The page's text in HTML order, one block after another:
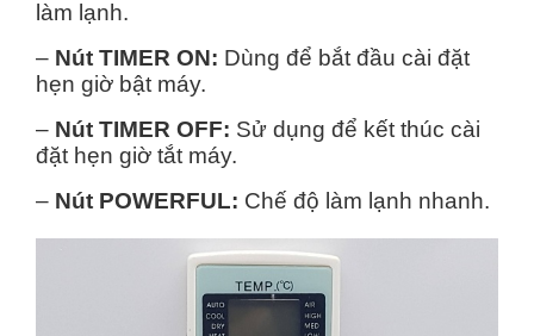
làm lạnh.
– Nút TIMER ON: Dùng để bắt đầu cài đặt
hẹn giờ bật máy.
– Nút TIMER OFF: Sử dụng để kết thúc cài
đặt hẹn giờ tắt máy.
– Nút POWERFUL: Chế độ làm lạnh nhanh.